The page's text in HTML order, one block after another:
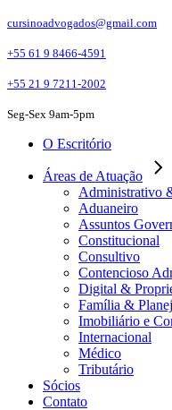
Skip
the
cursinoadvogados@gmail.com
+55 61 9 8466-4591
+55 21 9 7211-2002
Seg-Sex 9am-5pm
O Escritório
Áreas de Atuação
Administrativo
Aduaneiro
Assuntos
Constitucional
Consultivo
Contencioso
Digital &
Família &
Imobiliário e
Internacional
Médico
Tributário
Sócios
Contato